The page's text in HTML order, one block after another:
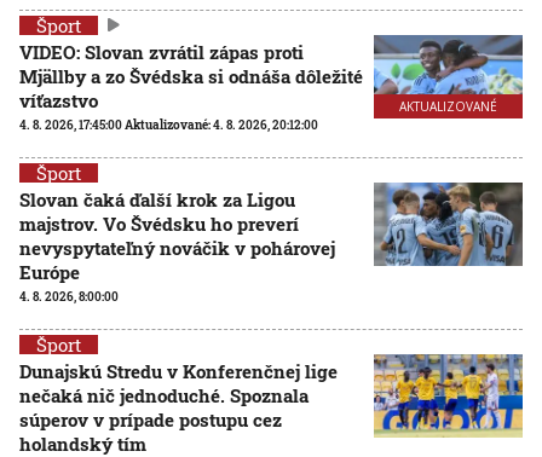
AKTUALIZOVANÉ
Šport
VIDEO: Slovan zvrátil zápas proti
Mjällby a zo Švédska si odnáša dôležité
víťazstvo
4. 8. 2026, 17:45:00 Aktualizované:4. 8. 2026, 20:12:00
Šport
Slovan čaká ďalší krok za Ligou
majstrov. Vo Švédsku ho preverí
nevyspytateľný nováčik v pohárovej
Európe
4. 8. 2026, 8:00:00
Šport
Dunajskú Stredu v Konferenčnej lige
nečaká nič jednoduché. Spoznala
súperov v prípade postupu cez
holandský tím